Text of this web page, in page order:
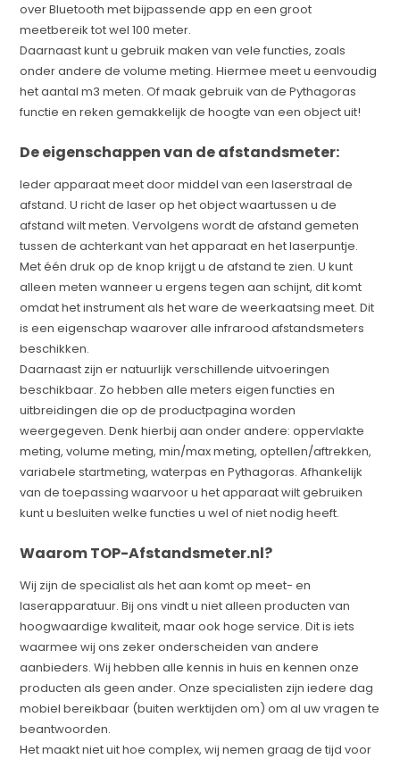
over Bluetooth met bijpassende app en een groot
meetbereik tot wel 100 meter.
Daarnaast kunt u gebruik maken van vele functies, zoals
onder andere de volume meting. Hiermee meet u eenvoudig
het aantal m3 meten. Of maak gebruik van de Pythagoras
functie en reken gemakkelijk de hoogte van een object uit!
De eigenschappen van de afstandsmeter:
Ieder apparaat meet door middel van een laserstraal de
afstand. U richt de laser op het object waartussen u de
afstand wilt meten. Vervolgens wordt de afstand gemeten
tussen de achterkant van het apparaat en het laserpuntje.
Met één druk op de knop krijgt u de afstand te zien. U kunt
alleen meten wanneer u ergens tegen aan schijnt, dit komt
omdat het instrument als het ware de weerkaatsing meet. Dit
is een eigenschap waarover alle infrarood afstandsmeters
beschikken.
Daarnaast zijn er natuurlijk verschillende uitvoeringen
beschikbaar. Zo hebben alle meters eigen functies en
uitbreidingen die op de productpagina worden
weergegeven. Denk hierbij aan onder andere: oppervlakte
meting, volume meting, min/max meting, optellen/aftrekken,
variabele startmeting, waterpas en Pythagoras. Afhankelijk
van de toepassing waarvoor u het apparaat wilt gebruiken
kunt u besluiten welke functies u wel of niet nodig heeft.
Waarom TOP-Afstandsmeter.nl?
Wij zijn de specialist als het aan komt op meet- en
laserapparatuur. Bij ons vindt u niet alleen producten van
hoogwaardige kwaliteit, maar ook hoge service. Dit is iets
waarmee wij ons zeker onderscheiden van andere
aanbieders. Wij hebben alle kennis in huis en kennen onze
producten als geen ander. Onze specialisten zijn iedere dag
mobiel bereikbaar (buiten werktijden om) om al uw vragen te
beantwoorden.
Het maakt niet uit hoe complex, wij nemen graag de tijd voor